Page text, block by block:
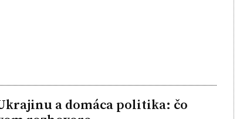
a domáca politika: čo